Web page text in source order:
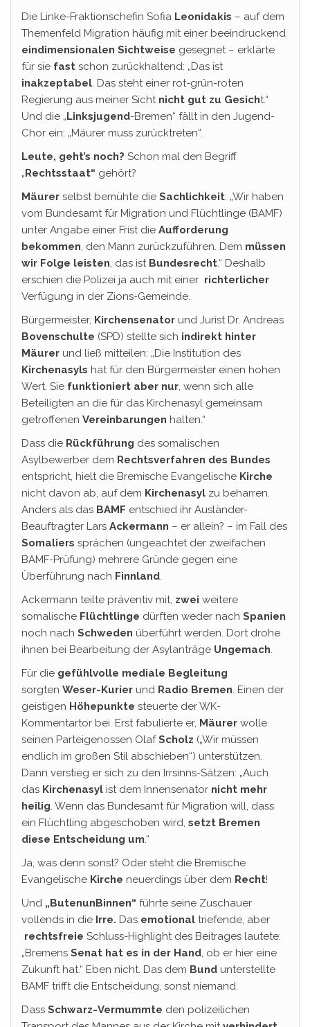
Die Linke-Fraktionschefin Sofia Leonidakis – auf dem
Themenfeld Migration häufig mit einer beeindruckend
eindimensionalen Sichtweise gesegnet – erklärte
für sie fast schon zurückhaltend: „Das ist
inakzeptabel. Das steht einer rot-grün-roten
Regierung aus meiner Sicht nicht gut zu Gesicht.“
Und die „Linksjugend-Bremen“ fällt in den Jugend-
Chor ein: „Mäurer muss zurücktreten“.
Leute, geht’s noch? Schon mal den Begriff
„Rechtsstaat“ gehört?
Mäurer selbst bemühte die Sachlichkeit: „Wir haben
vom Bundesamt für Migration und Flüchtlinge (BAMF)
unter Angabe einer Frist die Aufforderung
bekommen, den Mann zurückzuführen. Dem müssen
wir Folge leisten, das ist Bundesrecht.“ Deshalb
erschien die Polizei ja auch mit einer richterlicher
Verfügung in der Zions-Gemeinde.
Bürgermeister, Kirchensenator und Jurist Dr. Andreas
Bovenschulte (SPD) stellte sich indirekt hinter
Mäurer und ließ mitteilen: „Die Institution des
Kirchenasyls hat für den Bürgermeister einen hohen
Wert. Sie funktioniert aber nur, wenn sich alle
Beteiligten an die für das Kirchenasyl gemeinsam
getroffenen Vereinbarungen halten.“
Dass die Rückführung des somalischen
Asylbewerber dem Rechtsverfahren des Bundes
entspricht, hielt die Bremische Evangelische Kirche
nicht davon ab, auf dem Kirchenasyl zu beharren.
Anders als das BAMF entschied ihr Ausländer-
Beauftragter Lars Ackermann – er allein? – im Fall des
Somaliers sprächen (ungeachtet der zweifachen
BAMF-Prüfung) mehrere Gründe gegen eine
Überführung nach Finnland.
Ackermann teilte präventiv mit, zwei weitere
somalische Flüchtlinge dürften weder nach Spanien
noch nach Schweden überführt werden. Dort drohe
ihnen bei Bearbeitung der Asylanträge Ungemach.
Für die gefühlvolle mediale Begleitung
sorgten Weser-Kurier und Radio Bremen. Einen der
geistigen Höhepunkte steuerte der WK-
Kommentartor bei. Erst fabulierte er, Mäurer wolle
seinen Parteigenossen OlafScholz („Wir müssen
endlich im großen Stil abschieben“) unterstützen.
Dann verstieg er sich zu den Irrsinns-Sätzen: „Auch
das Kirchenasyl ist dem Innensenator nicht mehr
heilig. Wenn das Bundesamt für Migration will, dass
ein Flüchtling abgeschoben wird, setzt Bremen
diese Entscheidung um.“
Ja, was denn sonst? Oder steht die Bremische
Evangelische Kirche neuerdings über dem Recht!
Und „ButenunBinnen“ führte seine Zuschauer
vollends in die Irre. Das emotional triefende, aber
rechtsfreie Schluss-Highlight des Beitrages lautete:
„Bremens Senat hat es in der Hand, ob er hier eine
Zukunft hat.“ Eben nicht. Das dem Bund unterstellte
BAMF trifft die Entscheidung, sonst niemand.
Dass Schwarz-Vermummte den polizeilichen